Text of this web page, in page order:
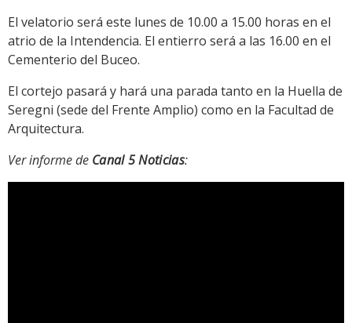
El velatorio será este lunes de 10.00 a 15.00 horas en el
atrio de la Intendencia. El entierro será a las 16.00 en el
Cementerio del Buceo.
El cortejo pasará y hará una parada tanto en la Huella de
Seregni (sede del Frente Amplio) como en la Facultad de
Arquitectura.
Ver informe de Canal 5 Noticias: